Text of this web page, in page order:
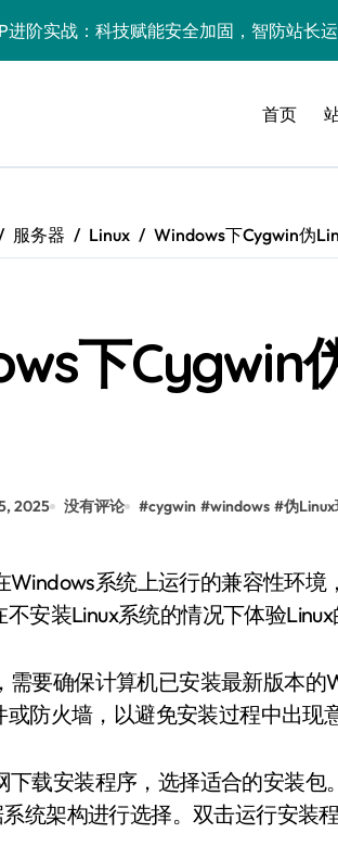
进阶实战：科技赋能安全加固，智防站长
架构师揭秘：ASP瓶颈突破术，微服务网
精简运行库与高效架构设计
运行库，畅享Windows无障碍顺滑体验
鸿蒙开发：运行库配置全解
嵌入式开发环境搭建与运行库优化
首页
服务器 Linux Windows下Cygwin伪
下Cygwin
2025 没有评论 #cygwin #windows #伪
安装Linux系统的情况下体验Linux
需要确保计算机已安装最新版本
防火墙，以避免安装过程中出现
下载安装程序，选择适合的安装包
统架构进行选择。双击运行安装